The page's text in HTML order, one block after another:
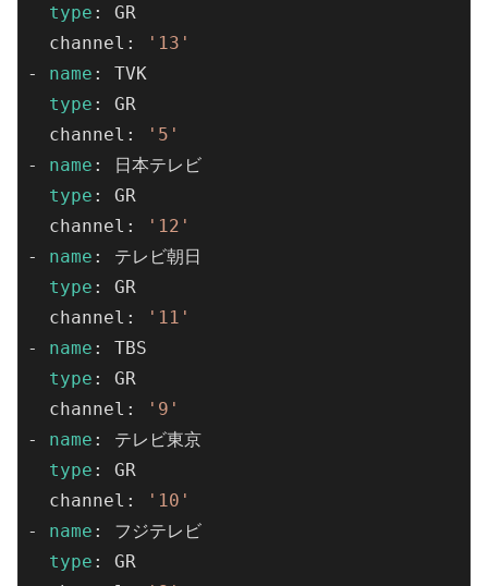
type : GR
  channel:
'13'
- name : TVK
type : GR
  channel:
'5'
- name : 日本テレビ
type : GR
  channel:
'12'
- name : テレビ朝日
type : GR
  channel:
'11'
- name : TBS
type : GR
  channel:
'9'
- name : テレビ東京
type : GR
  channel:
'10'
- name : フジテレビ
type : GR